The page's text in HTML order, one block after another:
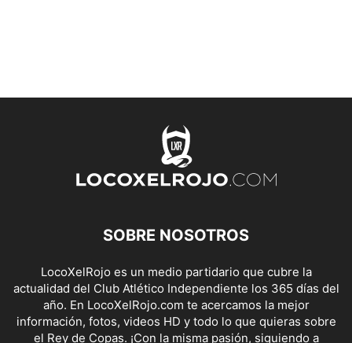
SOBRE NOSOTROS
LocoXelRojo es un medio partidario que cubre la
actualidad del Club Atlético Independiente los 365 días del
año. En LocoXelRojo.com te acercamos la mejor
información, fotos, videos HD y todo lo que quieras sobre
el Rey de Copas. ¡Con la misma pasión, siguiendo a